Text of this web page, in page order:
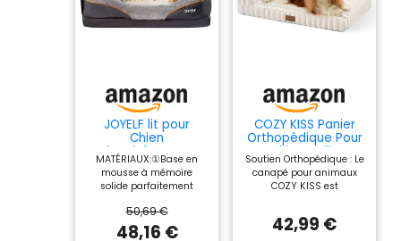
JOYELF lit pour
Chien
orthopédique Extra
Grand lit pour
Animaux de
Compagnie en
Mousse à mémoire
avec Housse
Lavable Amovible
MATÉRIAUX:①Base en
mousse à mémoire
solide parfaitement
adaptée au corps de
votre animal pour un
confort
50,69 €
48,16 €
COZY KISS Panier
Orthopédique Pour
Chien Taille
Moyenne, Lit pour
Animaux Lavable,
Canapé En Fausse
Chiens Et Chats,
Anti, Dérapant,
Soutien Orthopédique : Le
canapé pour animaux
COZY KISS est
confectionné avec une
densité qui répartit
42,99 €